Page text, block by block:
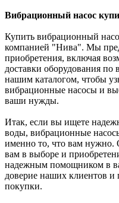
Вибрационный насос
Купить вибрационный
компанией "Нива". Мы
приобретения, включая
доставки оборудования по
нашим каталогом, чтобы
вибрационные насосы и
ваши нужды.
Итак, если вы ищете
воды, вибрационные
именно то, что вам
вам в выборе и
надежным помощником в
доверие наших клиентов и
покупки.